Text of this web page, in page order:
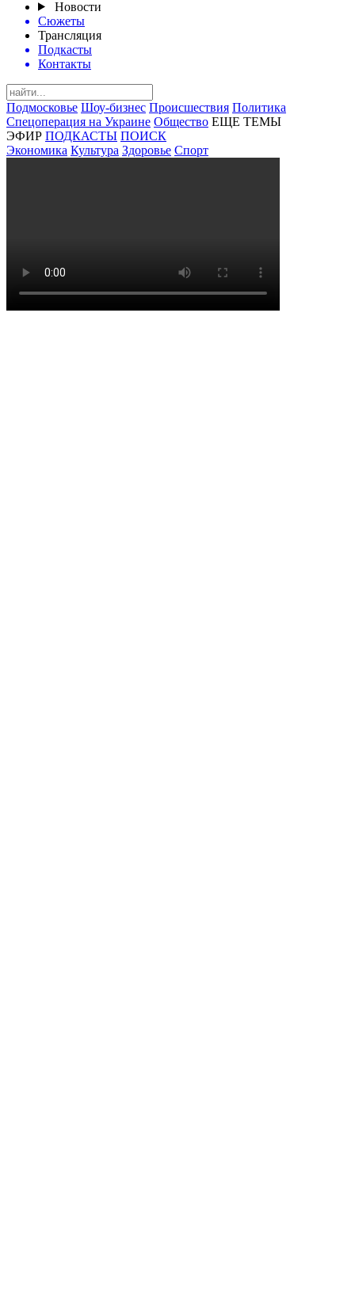
Новости
Сюжеты
Трансляция
Подкасты
Контакты
Подмосковье Шоу-бизнес Происшествия Политика
Спецоперация на Украине Общество ЕЩЕ ТЕМЫ
ЭФИР ПОДКАСТЫ ПОИСК
Экономика Культура Здоровье Спорт